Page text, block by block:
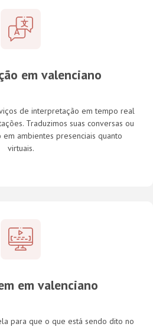
em valenciano
de interpretação em tempo real
Traduzimos suas conversas ou
em ambientes presenciais quanto
virtuais.
em valenciano
para que o que está sendo dito no